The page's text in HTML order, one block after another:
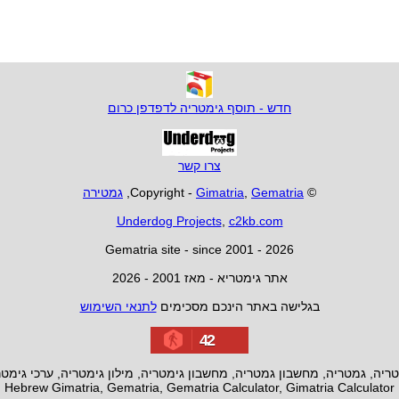
חדש - תוסף גימטריה לדפדפן כרום
צרו קשר
© Copyright -
Gimatria, Gematria
, גמטירה
Underdog Projects, c2kb.com
Gematria site - since 2001 - 2026
אתר גימטריא - מאז 2001 - 2026
בגלישה באתר הינכם מסכימיםלתנאי השימוש
42
גמטריה, מחשבון גמטריה, מחשבון גימטריה, מילון גימטריה, ערכי
Hebrew Gimatria, Gematria, Gematria Calculator, Gimatria Calculator